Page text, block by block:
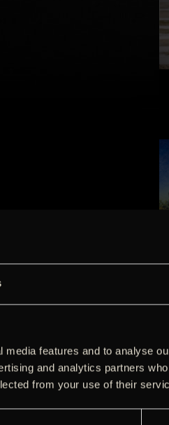
features and to analyse
and analytics partners
from your use of their